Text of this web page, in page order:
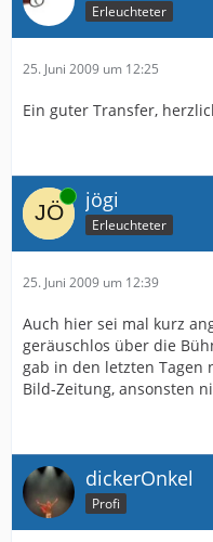
Erleuchteter
25. Juni 2009 um 12:25
Ein guter Transfer,
Online jögi
Erleuchteter
25. Juni 2009 um 12:39
Auch hier sei mal kurz
geräuschlos über die
gab in den letzten
Bild-Zeitung, ansonsten
dickerOnkel
Profi